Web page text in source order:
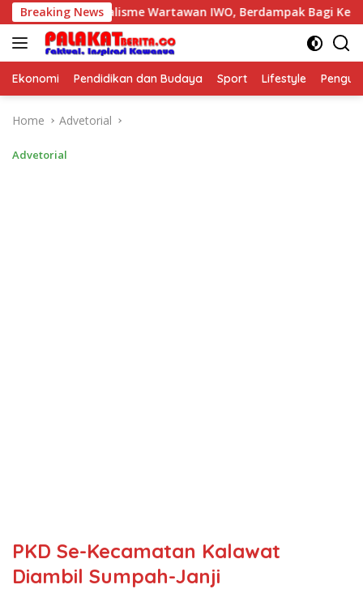
Skip
to
content
Breaking NewsWartawan IWO, Berdampak Bagi Kebaikan
Ekonomi Pendidikan dan Budaya Sport Lifestyle
Home Advetorial
Advetorial
PKD Se-Kecamatan Kalawat
Diambil Sumpah-Janji